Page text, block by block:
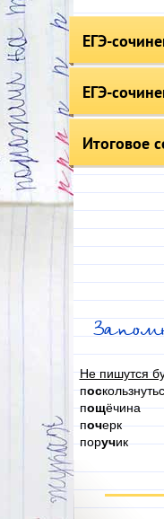
ЕГЭ-
ЕГЭ-
Итоговое
Не пишутся
пос
пощёчина
почерк
поручик